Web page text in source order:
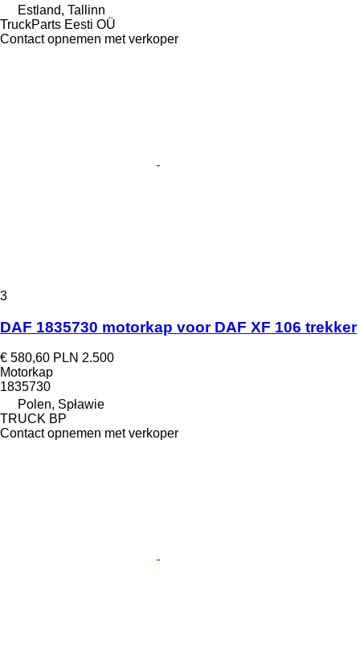
Estland, Tallinn
TruckParts Eesti OÜ
Contact opnemen met verkoper
3
DAF 1835730 motorkap voor DAF XF 106 trekker
€ 580,60 PLN 2.500
Motorkap
1835730
Polen, Spławie
TRUCK BP
Contact opnemen met verkoper